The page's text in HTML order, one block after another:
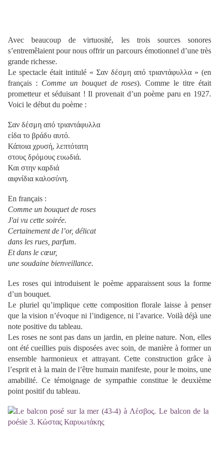
Avec beaucoup de virtuosité, les trois sources sonores
s’entremêlaient pour nous offrir un parcours émotionnel d’une très
grande richesse.
Le spectacle était intitulé « Σαν δέσμη από τριαντάφυλλα » (en
français : Comme un bouquet de roses). Comme le titre était
prometteur et séduisant ! Il provenait d’un poème paru en 1927.
Voici le début du poème :
Σαν δέσμη από τριαντάφυλλα
είδα το βράδυ αυτό.
Κάποια χρυσή, λεπτότατη
στους δρόμους ευωδιά.
Και στην καρδιά
αιφνίδια καλοσύνη.
En français :
Comme un bouquet de roses
J'ai vu cette soirée.
Certainement de l’or, délicat
dans les rues, parfum.
Et dans le cœur,
une soudaine bienveillance.
Les roses qui introduisent le poème apparaissent sous la forme
d’un bouquet.
Le pluriel qu’implique cette composition florale laisse à penser
que la vision n’évoque ni l’indigence, ni l’avarice. Voilà déjà une
note positive du tableau.
Les roses ne sont pas dans un jardin, en pleine nature. Non, elles
ont été cueillies puis disposées avec soin, de manière à former un
ensemble harmonieux et attrayant. Cette construction grâce à
l’esprit et à la main de l’être humain manifeste, pour le moins, une
amabilité. Ce témoignage de sympathie constitue le deuxième
point positif du tableau.